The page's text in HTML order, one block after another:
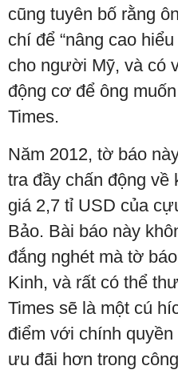
cũng tuyên bố rằng
chí để “nâng cao
cho người Mỹ, và có
động cơ để ông
Times.
Năm 2012, tờ báo
tra đầy chấn động về
giá 2,7 tỉ USD của
Bảo. Bài báo này
đắng nghét mà tờ
Kinh, và rất có thể
Times sẽ là một cú
điểm với chính
ưu đãi hơn trong